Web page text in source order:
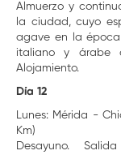
Almuerzo y
la ciudad, cuyo
agave en la época
italiano y árabe
Alojamiento.
Día 12
Lunes: Mérida -
Km)
Desayuno.